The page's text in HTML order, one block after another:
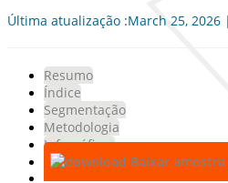
Última atualização :March 25,
Resumo
Índice
Segmentação
Metodologia
Infográficos
Baixar